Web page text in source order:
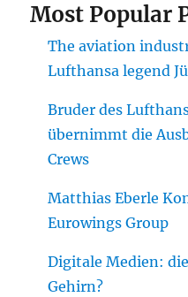
Most Popular
The aviation
Lufthansa legend
Bruder des
übernimmt die
Crews
Matthias Eberle
Eurowings Group
Digitale Medien:
Gehirn?